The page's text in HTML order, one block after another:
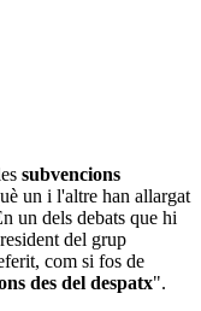
subvencions
un i l'altre han allargat
un dels debats que hi
del grup
com si fos de
des del despatx".